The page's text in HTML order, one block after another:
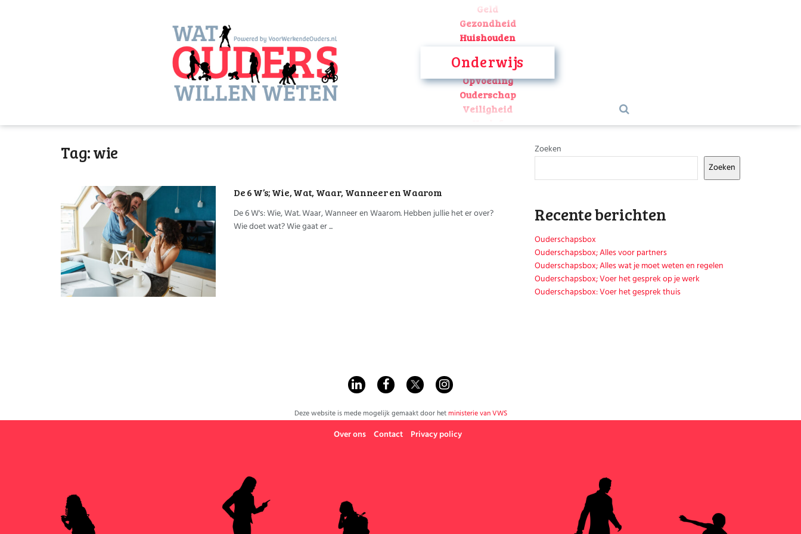
Geld
Gezondheid
Huishouden
Onderwijs
Opvoeding
Ouderschap
Veiligheid
Verlof
Onderwijs
Onderwijs
Tag:wie
De 6 W’s; Wie, Wat, Waar, Wanneer en Waarom
De 6 W's: Wie, Wat. Waar, Wanneer en Waarom. Hebben jullie het er over?
Wie doet wat? Wie gaat er ...
Zoeken
Zoeken
Recente berichten
Ouderschapsbox
Ouderschapsbox; Alles voor partners
Ouderschapsbox; Alles wat je moet weten en regelen
Ouderschapsbox; Voer het gesprek op je werk
Ouderschapsbox: Voer het gesprek thuis
Deze website is mede mogelijk gemaakt door het ministerie van VWS
Over ons Contact Privacy policy